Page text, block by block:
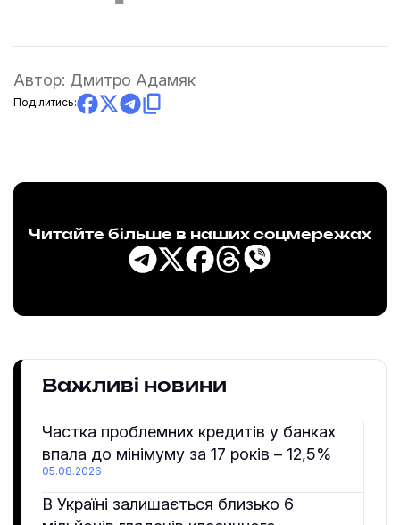
Автор: Дмитро Адамяк
Поділитись:
Читайте більше в наших соцмережах
Важливі новини
Частка проблемних кредитів у банках
впала до мінімуму за 17 років – 12,5%
05.08.2026
В Україні залишається близько 6